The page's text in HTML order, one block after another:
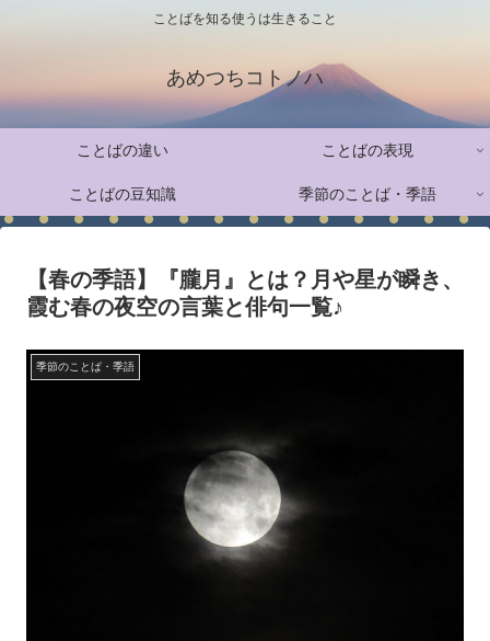
ことばを知る使うは生きること
あめつちコトノハ
ことばの違い ことばの表現
ことばの豆知識 季節のことば・季語
【春の季語】『朧月』とは？月や星が瞬き、
霞む春の夜空の言葉と俳句一覧♪
季節のことば・季語